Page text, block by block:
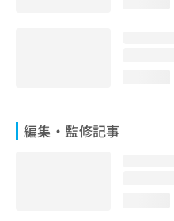
編集・監修記事